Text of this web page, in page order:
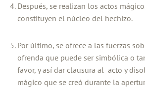
Después, se realizan los actos
constituyen el núcleo del hechizo.
Por último, se ofrece a las fuerzas
ofrenda que puede ser simbólica o
favor, y así dar clausura al acto y
mágico que se creó durante la